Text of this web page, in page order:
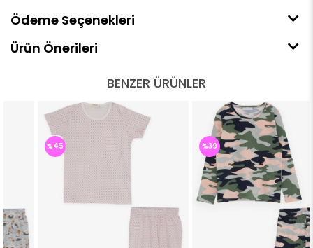
Ödeme Seçenekleri
Ürün Önerileri
BENZER ÜRÜNLER